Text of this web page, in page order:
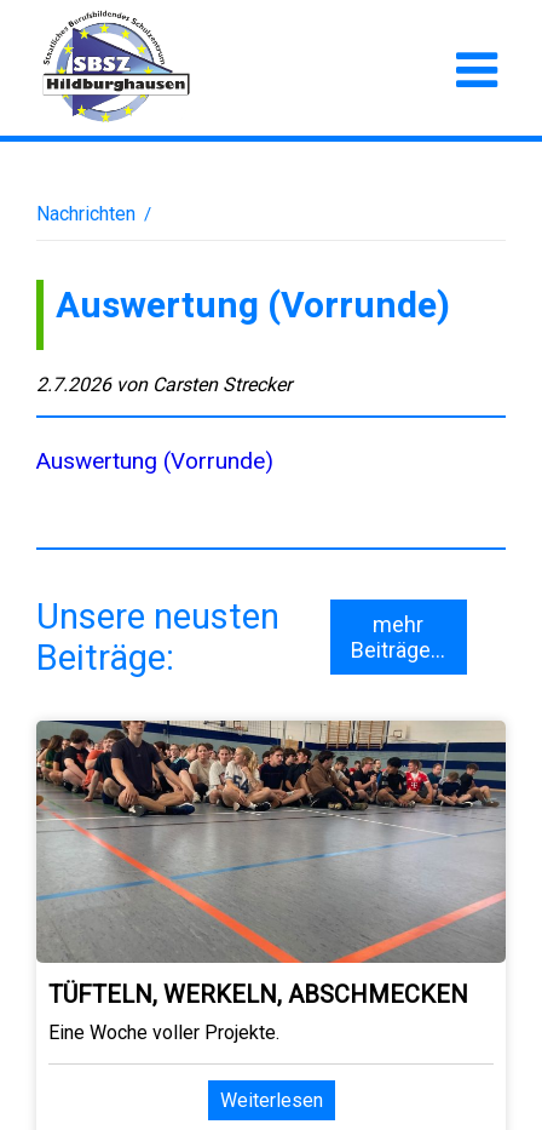
Nachrichten /
Auswertung (Vorrunde)
2.7.2026 von Carsten Strecker
Auswertung (Vorrunde)
Unsere neusten
Beiträge:
mehr
Beiträge...
TÜFTELN, WERKELN, ABSCHMECKEN
Eine Woche voller Projekte.
Weiterlesen